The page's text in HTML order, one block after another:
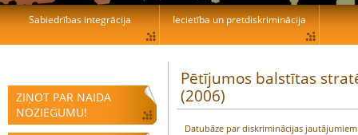
ZIŅOT PAR NAIDA
NOZIEGUMU!
Pētījumos balstītas
(2006)
Datubāze par diskriminācijas
Sabiedrības integrācija Iecietība un pretdiskriminācija